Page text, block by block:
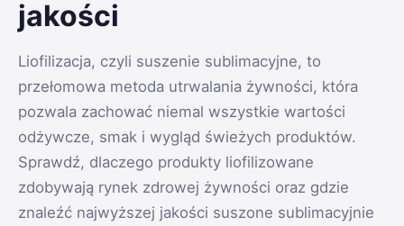
jakości
Liofilizacja, czyli suszenie sublimacyjne, to
przełomowa metoda utrwalania żywności, która
pozwala zachować niemal wszystkie wartości
odżywcze, smak i wygląd świeżych produktów.
Sprawdź, dlaczego produkty liofilizowane
zdobywają rynek zdrowej żywności oraz gdzie
znaleźć najwyższej jakości suszone sublimacyjnie